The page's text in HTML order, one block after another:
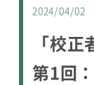
2024/04/02
「校
第1回